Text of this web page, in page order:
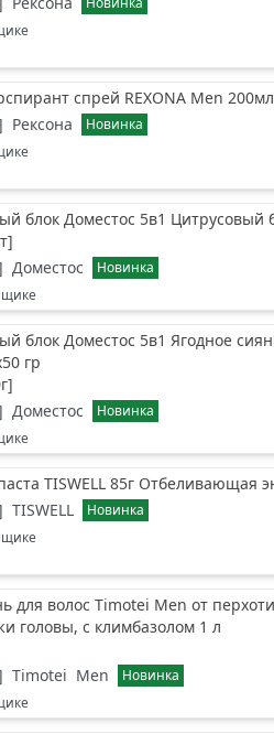
спрей REXONA Men
Рексона
Новинка
блок Доместос 5в1 Цитрусовый
]
Доместос
Новинка
блок Доместос 5в1 Ягодное
гр
]
Доместос
Новинка
TISWELL 85г Отбеливающая
TISWELL
Новинка
для волос Timotei Men от
головы, с климбазолом 1 л
Timotei Men
Новинка